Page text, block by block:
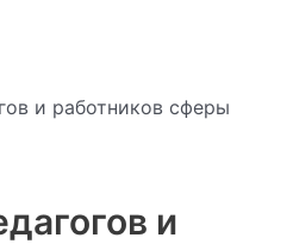
и работников сферы
и